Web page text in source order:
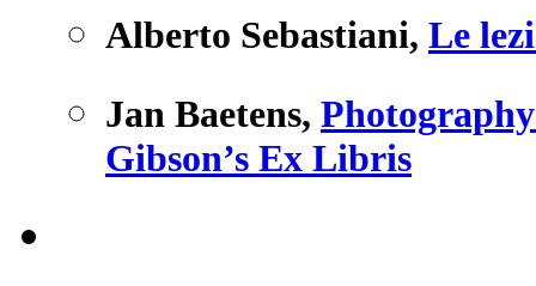
Alberto Sebastiani, Le
Jan Baetens,
Gibson’s Ex Libris